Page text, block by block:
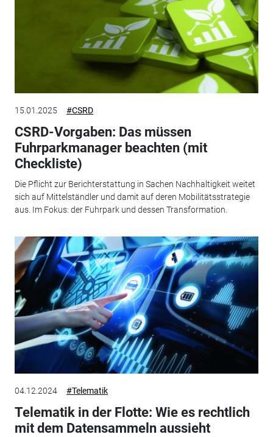
15.01.2025 #CSRD
CSRD-Vorgaben: Das müssen
Fuhrparkmanager beachten (mit
Checkliste)
Die Pflicht zur Berichterstattung in Sachen Nachhaltigkeit weitet
sich auf Mittelständler und damit auf deren Mobilitätsstrategie
aus. Im Fokus: der Fuhrpark und dessen Transformation.
04.12.2024 #Telematik
Telematik in der Flotte: Wie es rechtlich
mit dem Datensammeln aussieht